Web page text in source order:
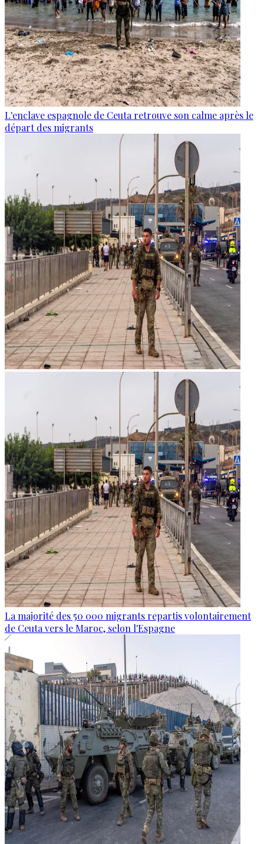
L'enclave espagnole de Ceuta retrouve son calme après le
départ des migrants
La majorité des 50 000 migrants repartis volontairement
de Ceuta vers le Maroc, selon l'Espagne